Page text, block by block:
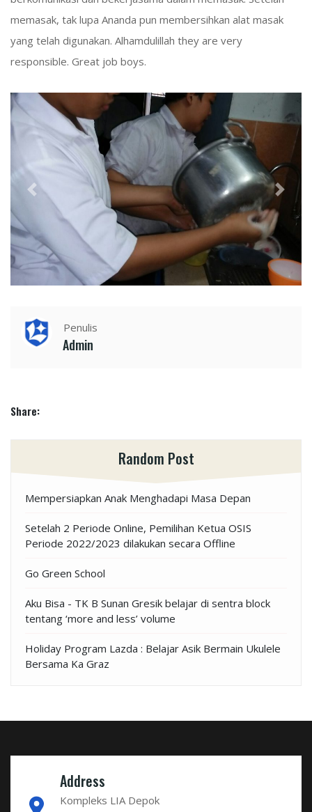
memasak, tak lupa Ananda pun membersihkan alat masak
yang telah digunakan. Alhamdulillah they are very
responsible. Great job boys.
Penulis
Admin
Share:
Random Post
Mempersiapkan Anak Menghadapi Masa Depan
Setelah 2 Periode Online, Pemilihan Ketua OSIS
Periode 2022/2023 dilakukan secara Offline
Go Green School
Aku Bisa - TK B Sunan Gresik belajar di sentra block
tentang ‘more and less’ volume
Holiday Program Lazda : Belajar Asik Bermain Ukulele
Bersama Ka Graz
Address
Kompleks LIA Depok